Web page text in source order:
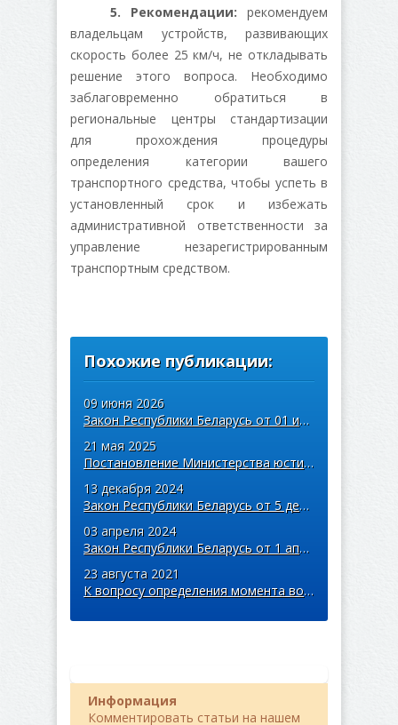
5. Рекомендации: рекомендуем
владельцам устройств, развивающих
скорость более 25 км/ч, не откладывать
решение этого вопроса. Необходимо
заблаговременно обратиться в
региональные центры стандартизации
для прохождения процедуры
определения категории вашего
транспортного средства, чтобы успеть в
установленный срок и избежать
административной ответственности за
управление незарегистрированным
транспортным средством.
Похожие публикации:
09 июня 2026
Закон Республики Беларусь от 01 июня 2026 г. № 149-З «Об изменении законов ...
21 мая 2025
Постановление Министерства юстиции Республики Беларусь от 30 апреля 2025 г. ...
13 декабря 2024
Закон Республики Беларусь от 5 декабря 2024 г. № 46-З «Об изменении кодексо ...
03 апреля 2024
Закон Республики Беларусь от 1 апреля 2024 г. № 361-З «Об ответственном обр ...
23 августа 2021
К вопросу определения момента возникновения препятствия или опасности для д ...
Информация
Комментировать статьи на нашем